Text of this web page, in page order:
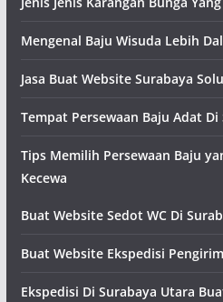
Mengenal Baju Wisuda Lebih
Jasa Buat Website Surabaya
Tempat Persewaan Baju Adat
Tips Memilih Persewaan Baju
Kecewa
Buat Website Sedot WC Di
Buat Website Ekspedisi
Ekspedisi Di Surabaya Utara